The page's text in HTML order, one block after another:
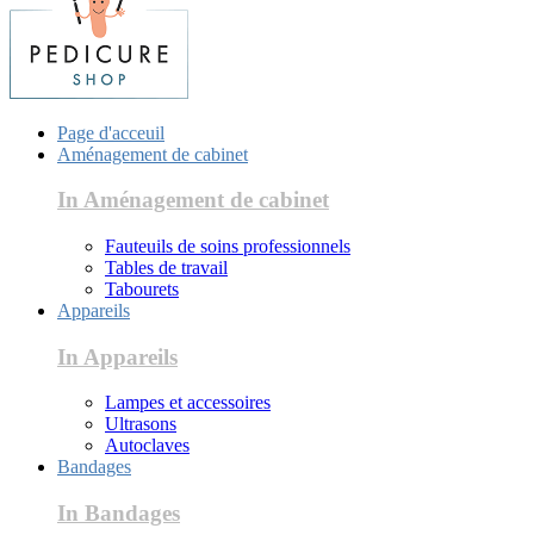
Page d'acceuil
Aménagement de cabinet
In Aménagement de cabinet
Fauteuils de soins professionnels
Tables de travail
Tabourets
Appareils
In Appareils
Lampes et accessoires
Ultrasons
Autoclaves
Bandages
In Bandages